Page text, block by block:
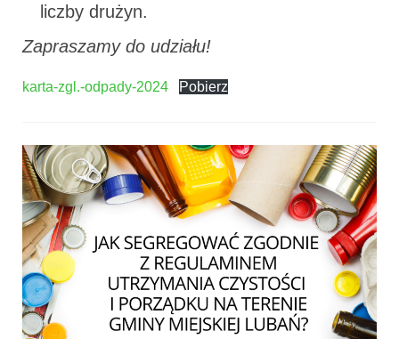
liczby drużyn.
Zapraszamy do udziału!
karta-zgl.-odpady-2024 Pobierz